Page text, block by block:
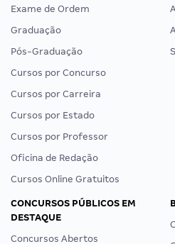
Exame de Ordem
Graduação
Pós-Graduação
Cursos por Concurso
Cursos por Carreira
Cursos por Estado
Cursos por Professor
Oficina de Redação
Cursos Online Gratuitos
CONCURSOS PÚBLICOS EM
DESTAQUE
Concursos Abertos